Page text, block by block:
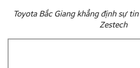
Toyota Bắc Giang khẳng định sự
Zestech